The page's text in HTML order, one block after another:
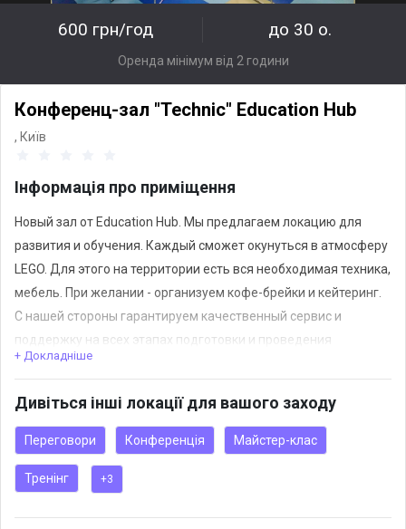
600 грн/год до 30 о.
Оренда мінімум від 2 години
Конференц-зал "Technic" Education Hub
, Київ
Інформація про приміщення
Новый зал от Education Hub. Мы предлагаем локацию для
развития и обучения. Каждый сможет окунуться в атмосферу
LEGO. Для этого на территории есть вся необходимая техника,
мебель. При желании - организуем кофе-брейки и кейтеринг.
С нашей стороны гарантируем качественный сервис и
поддержку на всех этапах подготовки и проведения
мероприятия!
+ Докладніше
Дивіться інші локації для вашого заходу
Переговори Конференція Майстер-клас
Тренінг +3